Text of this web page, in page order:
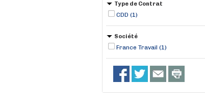
Type de Contrat
CDD (1)
Société
France Travail (1)